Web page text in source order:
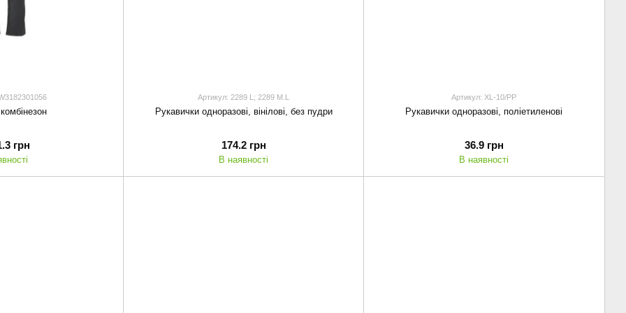
грн
Артикул: 2289 L; 2289 M.L
Рукавички одноразові, вінілові, без пудри
174.2 грн
В наявності
Артикул: XL-10/PP
Рукавички одноразові, поліетиленові
36.9 грн
В наявності